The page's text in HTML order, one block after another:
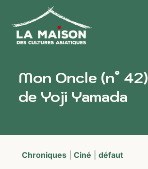
Mon Oncle (n° 42)
de Yoji Yamada
Chroniques| Ciné défaut